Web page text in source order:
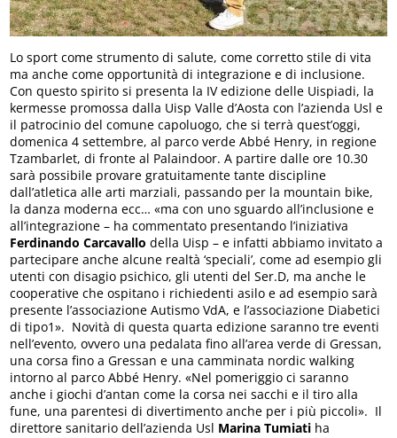
Lo sport come strumento di salute, come corretto stile di vita
ma anche come opportunità di integrazione e di inclusione.
Con questo spirito si presenta la IV edizione delle Uispiadi, la
kermesse promossa dalla Uisp Valle d’Aosta con l’azienda Usl e
il patrocinio del comune capoluogo, che si terrà quest’oggi,
domenica 4 settembre, al parco verde Abbé Henry, in regione
Tzambarlet, di fronte al Palaindoor. A partire dalle ore 10.30
sarà possibile provare gratuitamente tante discipline
dall’atletica alle arti marziali, passando per la mountain bike,
la danza moderna ecc… «ma con uno sguardo all’inclusione e
all’integrazione – ha commentato presentando l’iniziativa
Ferdinando Carcavallo della Uisp – e infatti abbiamo invitato a
partecipare anche alcune realtà ‘speciali’, come ad esempio gli
utenti con disagio psichico, gli utenti del Ser.D, ma anche le
cooperative che ospitano i richiedenti asilo e ad esempio sarà
presente l’associazione Autismo VdA, e l’associazione Diabetici
di tipo1». Novità di questa quarta edizione saranno tre eventi
nell’evento, ovvero una pedalata fino all’area verde di Gressan,
una corsa fino a Gressan e una camminata nordic walking
intorno al parco Abbé Henry. «Nel pomeriggio ci saranno
anche i giochi d’antan come la corsa nei sacchi e il tiro alla
fune, una parentesi di divertimento anche per i più piccoli». Il
direttore sanitario dell’azienda Usl Marina Tumiati ha